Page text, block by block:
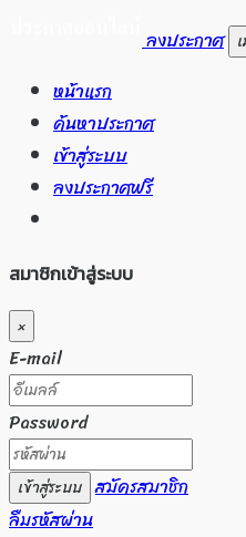
ลงประกาศ
หน้าแรก
ค้นหาประกาศ
เข้าสู่ระบบ
ลงประกาศฟรี
สมาชิกเข้าสู่ระบบ
×
E-mail
Password
เข้าสู่ระบบ สมัครสมาชิก
ลืมรหัสผ่าน